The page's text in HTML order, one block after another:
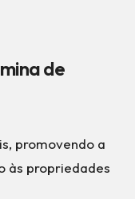
de
promovendo a
às propriedades